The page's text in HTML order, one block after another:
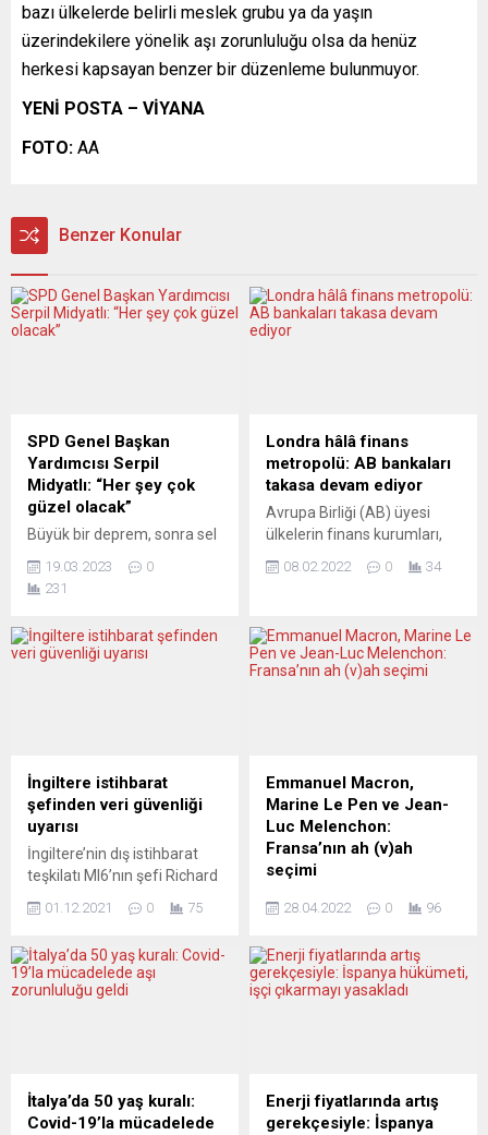
bazı ülkelerde belirli meslek grubu ya da yaşın
üzerindekilere yönelik aşı zorunluluğu olsa da henüz
herkesi kapsayan benzer bir düzenleme bulunmuyor.​​​​​​​
YENİ POSTA – VİYANA
FOTO: AA
Benzer Konular
SPD Genel Başkan
Yardımcısı Serpil
Midyatlı: “Her şey çok
güzel olacak”
Büyük bir deprem, sonra sel
seçimlere gidiyor. Mevcut
iktidardan rahatsız olan
arasında Almanya’daki
Almanya Sosyal Demokrat
karmaşık bir ortamda
Almanya Sosyal Demokrat
Partisi (SPD), felaket
bölgesindeki durumu
yerinde görmek...
19.03.2023
0
231
Londra hâlâ finans
metropolü: AB bankaları
takasa devam ediyor
Avrupa Birliği (AB) üyesi
ülkelerin finans kurumları,
İngiltere’nin takas odasını
kurumların İngiltere’deki
takas sistemine erişiminin
Haziran 2025’e kadar avro
cinsinden türev ürünlerinin
takas işlemlerini Londra’da...
08.02.2022 0 34
İngiltere istihbarat
şefinden veri güvenliği
uyarısı
İngiltere’nin dış istihbarat
teşkilatı MI6’nın şefi Richard
erişerek nüfuzunu
belirterek “Başka bir ülkenin
toplumunuz hakkında
üzerinde artık kontrolünüz
olmayacaktır” dedi. Richard
01.12.2021 0 75
Emmanuel Macron,
Marine Le Pen ve Jean-
Luc Melenchon:
Fransa’nın ah (v)ah
seçimi
Fransa seçimlerinin
dikkat çekiyor: “Macron
2017’de “aşırı sağın gücünü
zehirleme faaliyeti
sıfırlanmadı. Irkçı partinin
28.04.2022 0 96
İtalya’da 50 yaş kuralı:
Covid-19’la mücadelede
Enerji fiyatlarında artış
gerekçesiyle: İspanya